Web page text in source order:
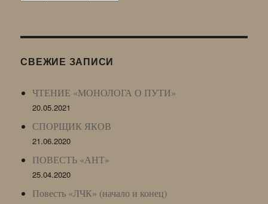
LJ
СВЕЖИЕ ЗАПИСИ
ЧТЕНИЕ «МОНОЛОГА О ПУТИ»
20.05.2021
СПОРЩИК ЯКОВ
21.06.2020
ПОВЕСТЬ «АНТ»
25.04.2020
Повесть «ЛЧК» (начало и конец)